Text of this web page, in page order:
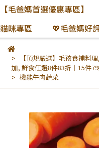
【毛爸媽首選優惠專區】
貓咪專區
💖毛爸媽好
【頂規嚴選】毛孩食補料理,
加, 鮮食任選8件83折｜15件
機能牛肉蔬菜